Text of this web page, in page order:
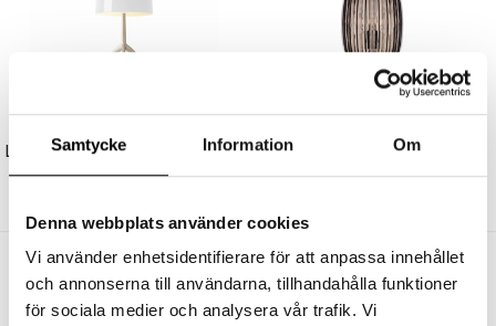
Samtycke Information Om
Denna webbplats använder cookies
Vi använder enhetsidentifierare för att anpassa innehållet
och annonserna till användarna, tillhandahålla funktioner
för sociala medier och analysera vår trafik. Vi
Lumiere Bordslampa Large Champagne/White Med Dimmer
8625 kr 6900 kr
Plass Pendel Medium Grey
9905 kr 7924 kr
Andra köpte även